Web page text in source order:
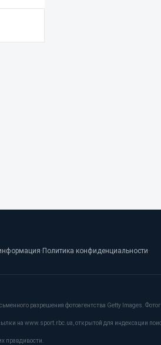
· Политика конфиденциальности·
разрешения фотоагентства Getty Images.
на www.sport.rbc.ua, открытой для индексации
правдивости.